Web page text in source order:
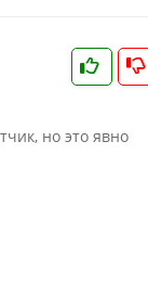
но это явно